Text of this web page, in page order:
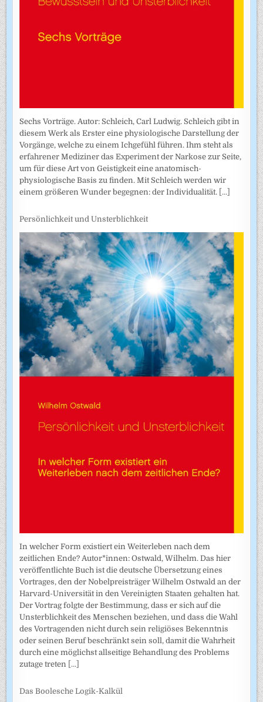
Sechs Vorträge. Autor: Schleich, Carl Ludwig. Schleich gibt in
diesem Werk als Erster eine physiologische Darstellung der
Vorgänge, welche zu einem Ichgefühl führen. Ihm steht als
erfahrener Mediziner das Experiment der Narkose zur Seite,
um für diese Art von Geistigkeit eine anatomisch-
physiologische Basis zu finden. Mit Schleich werden wir
einem größeren Wunder begegnen: der Individualität. [...]
Persönlichkeit und Unsterblichkeit
In welcher Form existiert ein Weiterleben nach dem
zeitlichen Ende? Autor*innen: Ostwald, Wilhelm. Das hier
veröffentlichte Buch ist die deutsche Übersetzung eines
Vortrages, den der Nobelpreisträger Wilhelm Ostwald an der
Harvard-Universität in den Vereinigten Staaten gehalten hat.
Der Vortrag folgte der Bestimmung, dass er sich auf die
Unsterblichkeit des Menschen beziehen, und dass die Wahl
des Vortragenden nicht durch sein religiöses Bekenntnis
oder seinen Beruf beschränkt sein soll, damit die Wahrheit
durch eine möglichst allseitige Behandlung des Problems
zutage treten [...]
Das Boolesche Logik-Kalkül